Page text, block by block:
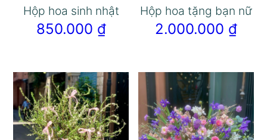
Hộp hoa sinh nhật
850.000 ₫
Hộp hoa tặng bạn nữ
2.000.000 ₫